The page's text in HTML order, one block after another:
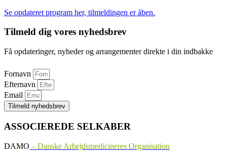
Se opdateret program her, tilmeldingen er åben.
Tilmeld dig vores nyhedsbrev
Få opdateringer, nyheder og arrangementer direkte i din indbakke
Fornavn
Efternavn
Email
Tilmeld nyhedsbrev
ASSOCIEREDE SELKABER
DAMO – Danske Arbejdsmedicineres Organisation